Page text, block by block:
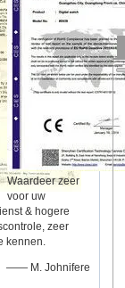
Waardeer zeer
voor uw
& hogere
zeer
kennen.
—— M. Johnifere